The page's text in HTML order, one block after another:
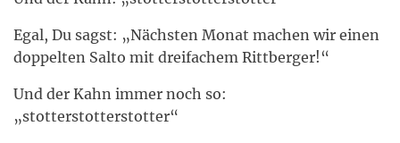
Egal, Du sagst: „Nächsten Monat machen wir einen
doppelten Salto mit dreifachem Rittberger!“
Und der Kahn immer noch so:
„stotterstotterstotter“